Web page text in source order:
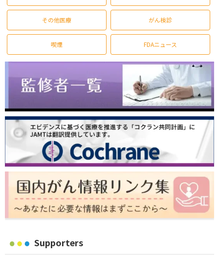
その他医療 がん検診
喫煙 FDAニュース
Supporters